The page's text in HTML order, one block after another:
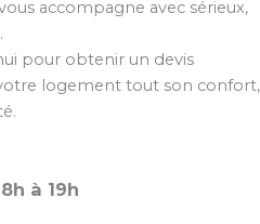
accompagne avec sérieux,
pour obtenir un devis
logement tout son confort,
à 19h